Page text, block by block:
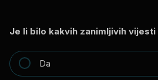
Je li bilo kakvih zanimljivih vijesti
Da